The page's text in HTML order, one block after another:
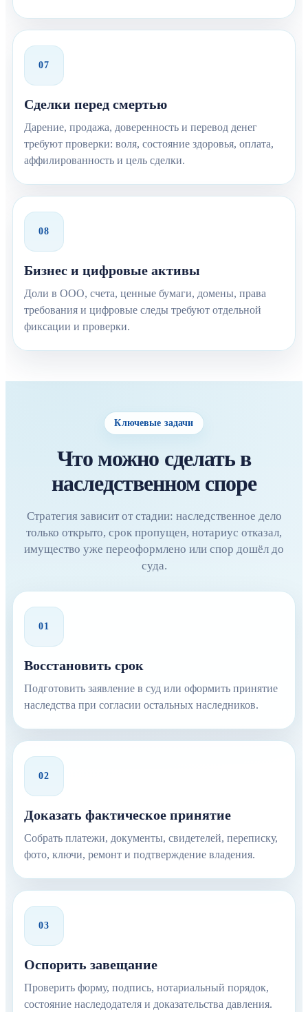
07
Сделки перед смертью
Дарение, продажа, доверенность и перевод денег
требуют проверки: воля, состояние здоровья, оплата,
аффилированность и цель сделки.
08
Бизнес и цифровые активы
Доли в ООО, счета, ценные бумаги, домены, права
требования и цифровые следы требуют отдельной
фиксации и проверки.
Ключевые задачи
Что можно сделать в
наследственном споре
Стратегия зависит от стадии: наследственное дело
только открыто, срок пропущен, нотариус отказал,
имущество уже переоформлено или спор дошёл до
суда.
01
Восстановить срок
Подготовить заявление в суд или оформить принятие
наследства при согласии остальных наследников.
02
Доказать фактическое принятие
Собрать платежи, документы, свидетелей, переписку,
фото, ключи, ремонт и подтверждение владения.
03
Оспорить завещание
Проверить форму, подпись, нотариальный порядок,
состояние наследодателя и доказательства давления.